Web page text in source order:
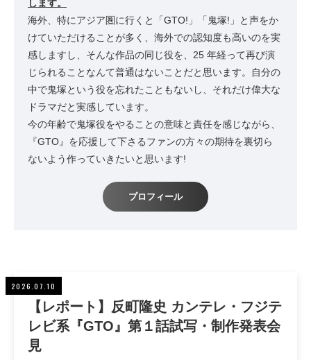
します。
海外、特にアジア圏に行くと「GTO!」「鬼塚!」と声をか
けていただけることが多く、海外での認知度も高いのを実
感しますし、そんな作品の同じ役を、25 年経って再び演
じられることなんて普通はないことだと思います。自分の
中で鬼塚という役を忘れたこともないし、それだけ偉大な
ドラマだと実感しています。
今の年齢で鬼塚役をやることの意味と責任を感じながら、
『GTO』を応援して下さるファンの方々の期待を裏切ら
ないよう作っていきたいと思います!
プロフィール
2026.07.10
【レポート】反町隆史 カンテレ・フジテ
レビ系『GTO』第１話試写・制作発表会
見